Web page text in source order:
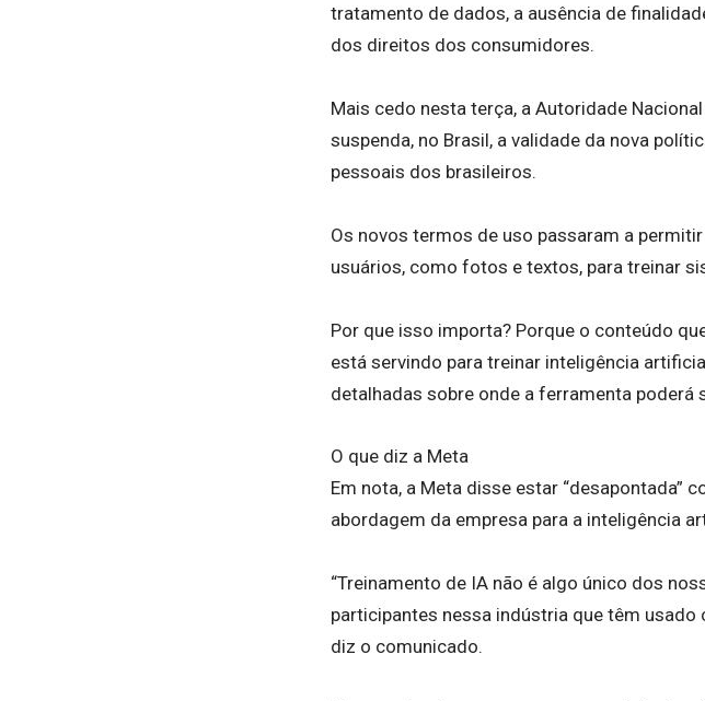
tratamento de dados, a ausência de
dos direitos dos consumidores.
Mais cedo nesta terça, a Autoridade
suspenda, no Brasil, a validade da nova
pessoais dos brasileiros.
Os novos termos de uso passaram a
usuários, como fotos e textos, para treinar
Por que isso importa? Porque o conteúdo
está servindo para treinar inteligência
detalhadas sobre onde a ferramenta poderá
O que diz a Meta
Em nota, a Meta disse estar “desapontada”
abordagem da empresa para a inteligência
“Treinamento de IA não é algo único dos
participantes nessa indústria que têm
diz o comunicado.